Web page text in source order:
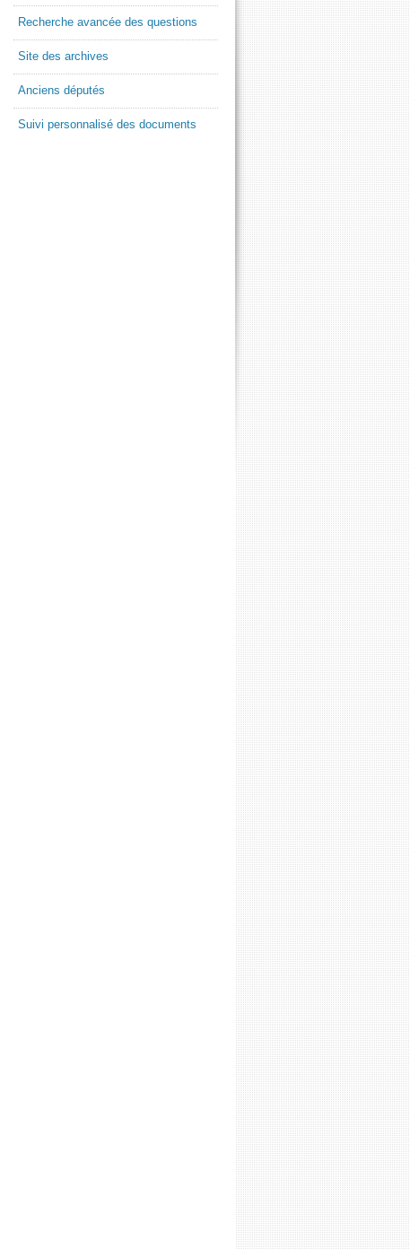
Recherche avancée des questions
Site des archives
Anciens députés
Suivi personnalisé des documents